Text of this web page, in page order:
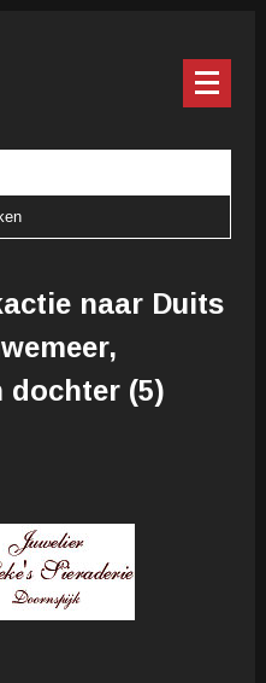
naar Duits
dochter (5)